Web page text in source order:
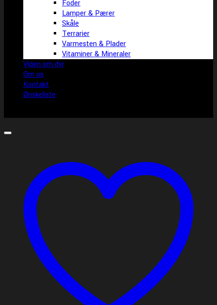
Foder
Lamper & Pærer
Skåle
Terrarier
Varmesten & Plader
Vitaminer & Mineraler
Viden om dyr
Om os
Kontakt
Ønskeliste